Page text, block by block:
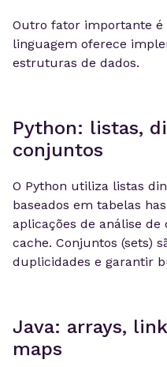
Outro fator importante é
linguagem oferece
estruturas de dados.
Python: listas,
conjuntos
O Python utiliza listas
baseados em tabelas
aplicações de análise de
cache. Conjuntos (sets)
duplicidades e garantir
Java: arrays,
maps